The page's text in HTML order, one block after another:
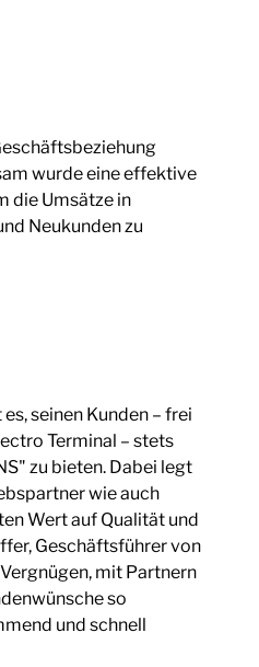
wurde eine effektive
die Umsätze in
Neukunden zu
seinen Kunden – frei
Terminal – stets
zu bieten. Dabei legt
wie auch
Wert auf Qualität und
Geschäftsführer von
mit Partnern
so
und schnell